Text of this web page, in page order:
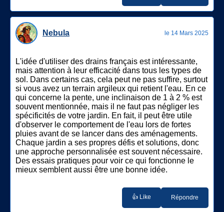
Nebula le 14 Mars 2025
L'idée d'utiliser des drains français est intéressante,
mais attention à leur efficacité dans tous les types de
sol. Dans certains cas, cela peut ne pas suffire, surtout
si vous avez un terrain argileux qui retient l'eau. En ce
qui concerne la pente, une inclinaison de 1 à 2 % est
souvent mentionnée, mais il ne faut pas négliger les
spécificités de votre jardin. En fait, il peut être utile
d'observer le comportement de l'eau lors de fortes
pluies avant de se lancer dans des aménagements.
Chaque jardin a ses propres défis et solutions, donc
une approche personnalisée est souvent nécessaire.
Des essais pratiques pour voir ce qui fonctionne le
mieux semblent aussi être une bonne idée.
👍 Like Répondre